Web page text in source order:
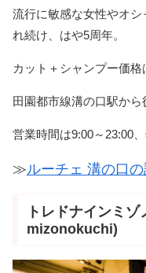
流行に敏感な女性やオ
れ続け、はや5周年。
カット＋シャンプー価格
田園都市線溝の口駅から
営業時間は9:00～23:00
≫ルーチェ 溝の口
トレドナインミ
mizonokuchi)